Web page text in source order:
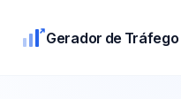
Gerador de Tráfego